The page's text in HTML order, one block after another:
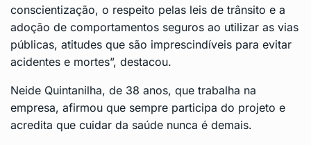
conscientização, o respeito pelas leis de trânsito e a
adoção de comportamentos seguros ao utilizar as vias
públicas, atitudes que são imprescindíveis para evitar
acidentes e mortes”, destacou.
Neide Quintanilha, de 38 anos, que trabalha na
empresa, afirmou que sempre participa do projeto e
acredita que cuidar da saúde nunca é demais.